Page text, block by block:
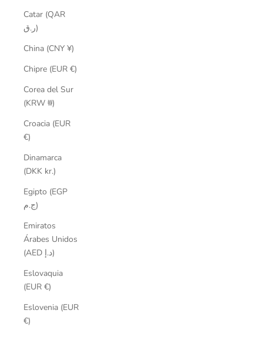
Catar (QAR
ر.ق)
China (CNY ¥)
Chipre (EUR €)
Corea del Sur
(KRW ₩)
Croacia (EUR
€)
Dinamarca
(DKK kr.)
Egipto (EGP
ج.م)
Emiratos
Árabes Unidos
(AED د.إ)
Eslovaquia
(EUR €)
Eslovenia (EUR
€)